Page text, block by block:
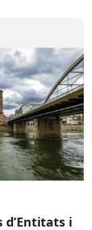
d’Entitats i